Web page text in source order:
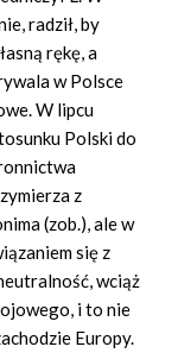
radził, by
rękę, a
w Polsce
W lipcu
Polski do
z
(zob.), ale w
się z
wciąż
i to nie
Europy.